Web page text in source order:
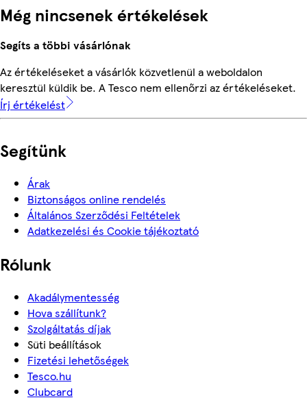
Még nincsenek értékelések
Segíts a többi vásárlónak
Az értékeléseket a vásárlók közvetlenül a weboldalon
keresztül küldik be. A Tesco nem ellenőrzi az értékeléseket.
Írj értékelést
Segítünk
Árak
Biztonságos online rendelés
Általános Szerződési Feltételek
Adatkezelési és Cookie tájékoztató
Rólunk
Akadálymentesség
Hova szállítunk?
Szolgáltatás díjak
Süti beállítások
Fizetési lehetőségek
Tesco.hu
Clubcard